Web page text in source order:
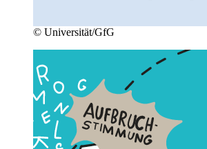
© Universität/GfG